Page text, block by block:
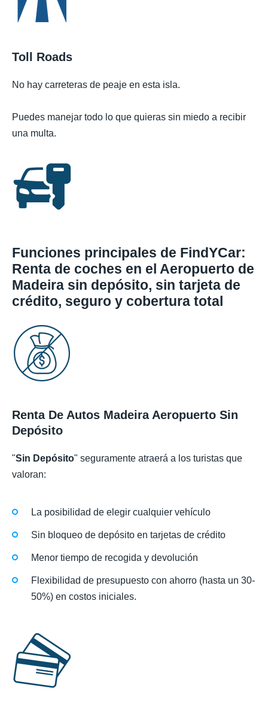
Toll Roads
No hay carreteras de peaje en esta isla.
Puedes manejar todo lo que quieras sin miedo a recibir
una multa.
Funciones principales de FindYCar:
Renta de coches en el Aeropuerto de
Madeira sin depósito, sin tarjeta de
crédito, seguro y cobertura total
Renta De Autos Madeira Aeropuerto Sin
Depósito
"Sin Depósito" seguramente atraerá a los turistas que
valoran:
La posibilidad de elegir cualquier vehículo
Sin bloqueo de depósito en tarjetas de crédito
Menor tiempo de recogida y devolución
Flexibilidad de presupuesto con ahorro (hasta un 30-
50%) en costos iniciales.